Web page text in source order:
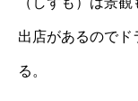
出店があるのでド
る。